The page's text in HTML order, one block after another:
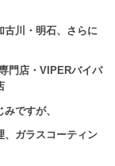
古川・明石、さらに
門店・VIPERバイパ
ですが、
、ガラスコーティン